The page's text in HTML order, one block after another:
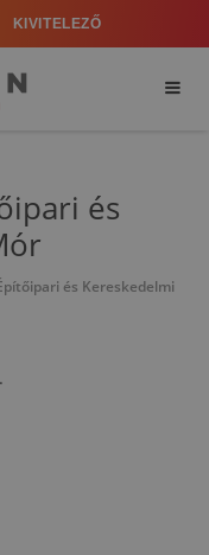
KIVITELEZŐ
és
és Kereskedelmi